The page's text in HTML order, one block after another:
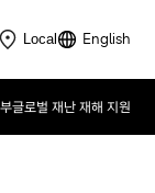
Local English
글로벌 재난 재해 지원